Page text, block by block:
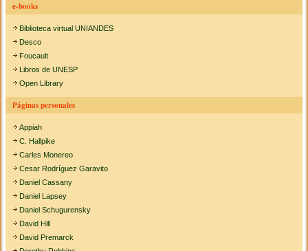
e-books
Biblioteca virtual UNIANDES
Desco
Foucault
Libros de UNESP
Open Library
Páginas personales
Appiah
C. Hallpike
Carles Monereo
Cesar Rodríguez Garavito
Daniel Cassany
Daniel Lapsey
Daniel Schugurensky
David Hill
David Premarck